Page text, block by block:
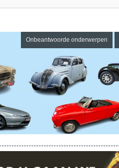
Onbeantwoorde onderwerpen